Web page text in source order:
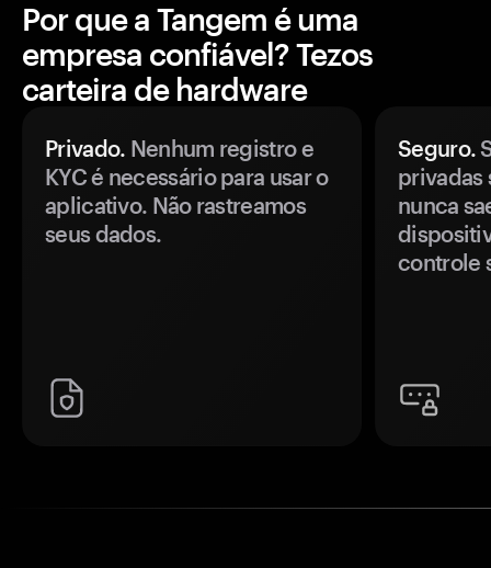
Por que a Tangem é uma
empresa confiável? Tezos
carteira de hardware
Privado. Nenhum registro e
KYC é necessário para usar o
aplicativo. Não rastreamos
seus dados.
Seguro.
privadas
nunca
controle